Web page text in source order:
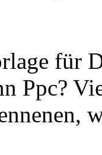
für
Ppc?